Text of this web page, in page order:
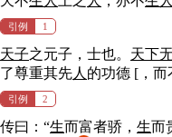
引例 1
天子之元子，士也。 天下
了尊重其先人 的功德 [，
引例 2
传曰：“生而富者骄， 生而